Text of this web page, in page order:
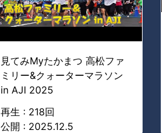
見てみMyたかまつ 高松ファ
ミリー&クォーターマラソン
in AJI 2025
再生 : 218回
公開 : 2025.12.5